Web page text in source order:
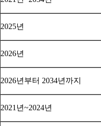
2025년
2026년
2026년부터 2034년까지
2021년~2024년